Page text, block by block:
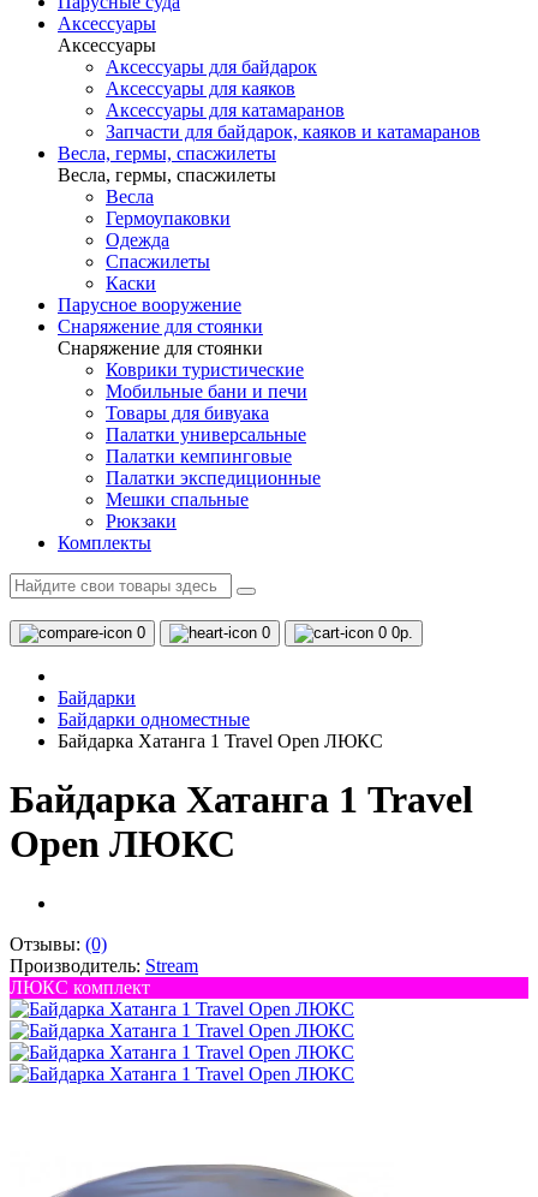
Аксессуары
Аксессуары
Аксессуары для байдарок
Аксессуары для каяков
Аксессуары для катамаранов
Запчасти для байдарок, каяков и катамаранов
Весла, гермы, спасжилеты
Весла, гермы, спасжилеты
Весла
Гермоупаковки
Одежда
Спасжилеты
Каски
Парусное вооружение
Снаряжение для стоянки
Снаряжение для стоянки
Коврики туристические
Мобильные бани и печи
Товары для бивуака
Палатки универсальные
Палатки кемпинговые
Палатки экспедиционные
Мешки спальные
Рюкзаки
Комплекты
0 0 0 0р.
Байдарки
Байдарки одноместные
Байдарка Хатанга 1 Travel Open ЛЮКС
Байдарка Хатанга 1 Travel
Open ЛЮКС
Отзывы: (0)
Производитель: Stream
ЛЮКС комплект